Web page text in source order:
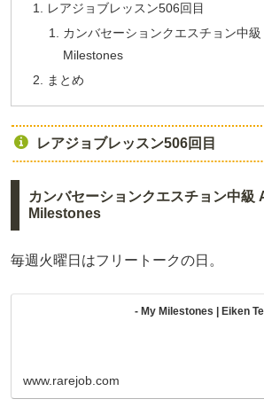
レアジョブレッスン506回目
カンバセーションクエスチョン中
Milestones
まとめ
レアジョブレッスン506回目
カンバセーションクエスチョン中級
Milestones
毎週火曜日はフリートークの日。
- My Milestones | Eiken
www.rarejob.com